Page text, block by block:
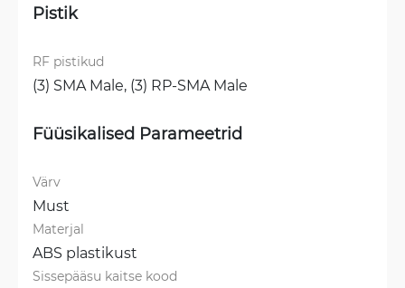
Pistik
RF pistikud
(3) SMA Male, (3) RP-SMA Male
Füüsikalised Parameetrid
Värv
Must
Materjal
ABS plastikust
Sissepääsu kaitse kood